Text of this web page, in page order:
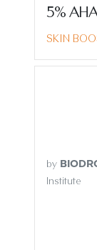
5%
SKIN
by
Institute